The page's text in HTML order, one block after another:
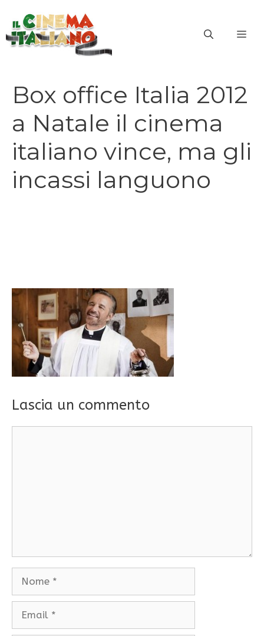
contenuto
Box office Italia 2012
a Natale il cinema
italiano vince, ma gli
incassi languono
Lascia un commento